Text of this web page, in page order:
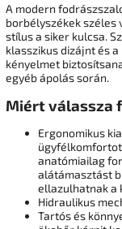
A modern
borbélyszékek széles
stílus a siker kulcsa.
klasszikus dizájnt és
kényelmet
egyéb ápolás során.
Miért válassza
Ergonomikus
anatómiailag
alátámasztást
ellazulhatnak a
Hidraulikus
Tartós és